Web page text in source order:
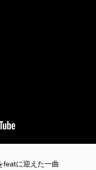
featに迎えた一曲